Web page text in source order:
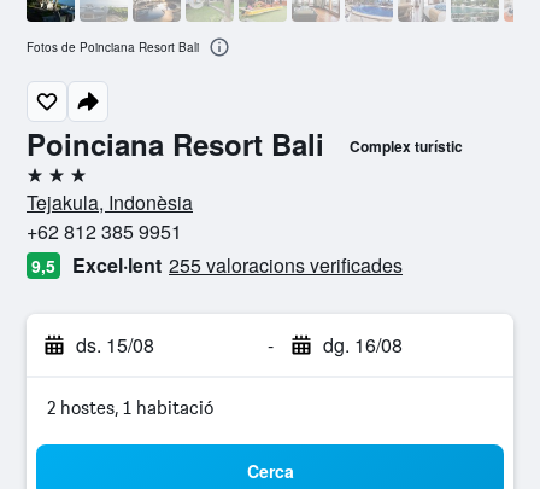
Poinciana Resort Bali Complex turístic
3 estrelles
Tejakula, Indonèsia
+62 812 385 9951
9,5 Excel·lent 255 valoracions verificades
ds. 15/08 - dg. 16/08
2 hostes, 1 habitació
Cerca
Fotos de Poinciana Resort Bali